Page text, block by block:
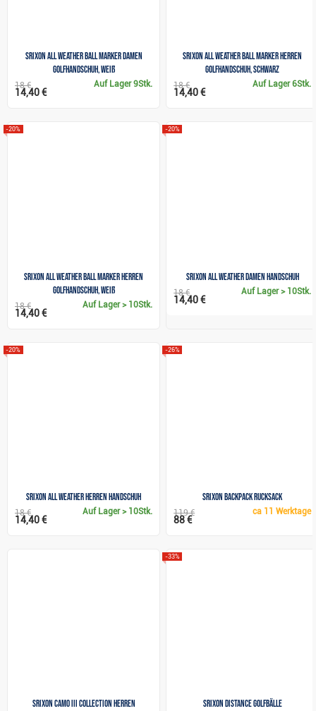
Srixon All Weather Ball Marker Damen
Golfhandschuh, Weiß
Auf Lager9Stk.
18 €
14,40 €
Srixon All Weather Ball Marker Herren
Golfhandschuh, schwarz
Auf Lager6Stk.
18 €
14,40 €
Srixon All Weather Ball Marker Herren
Golfhandschuh, weiß
-20%
Auf Lager> 10Stk.
18 €
14,40 €
Srixon All Weather Damen Handschuh
-20%
Auf Lager> 10Stk.
18 €
14,40 €
Srixon All Weather Herren Handschuh
-20%
Auf Lager> 10Stk.
18 €
14,40 €
Srixon Backpack Rucksack
-26%
ca 11 Werktage
119 €
88 €
Srixon Camo III Collection Herren
Srixon Distance Golfbälle
-33%